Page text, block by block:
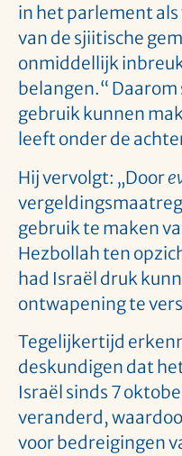
in het parlement
van de sjiitische
onmiddellijk
belangen.“
gebruik kunnen
leeft onder de
Hij vervolgt: „Door
gebruik te maken
Hezbollah ten
had Israël druk
ontwapening te
Tegelijkertijd
deskundigen dat
Israël sinds 7
veranderd,
voor bedreigingen